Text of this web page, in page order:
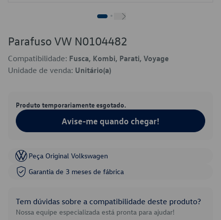
Parafuso VW N0104482
Compatibilidade: Fusca, Kombi, Parati, Voyage
Unidade de venda: Unitário(a)
Produto temporariamente esgotado.
Avise-me quando chegar!
Peça Original Volkswagen
Garantia de 3 meses de fábrica
Tem dúvidas sobre a compatibilidade deste produto?
Nossa equipe especializada está pronta para ajudar!